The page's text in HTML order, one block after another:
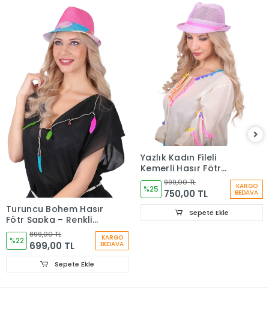
Turuncu Bohem Hasır
Fötr Şapka – Renkli
Etnik Şeritli Yazlık
Kadın Şapkası 6261
%22
899,00 TL
699,00 TL
KARGO
BEDAVA
Sepete Ekle
Yazlık Kadın Fileli
Kemerli Hasır Fötr
Şapka 6223
%25
999,00 TL
750,00 TL
KARGO
BEDAVA
Sepete Ekle